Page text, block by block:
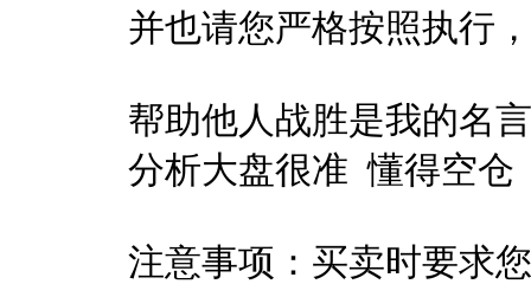
并也请您严格按照执行
帮助他人战胜是我的名言
分析大盘很准 懂得空仓
注意事项：买卖时要求